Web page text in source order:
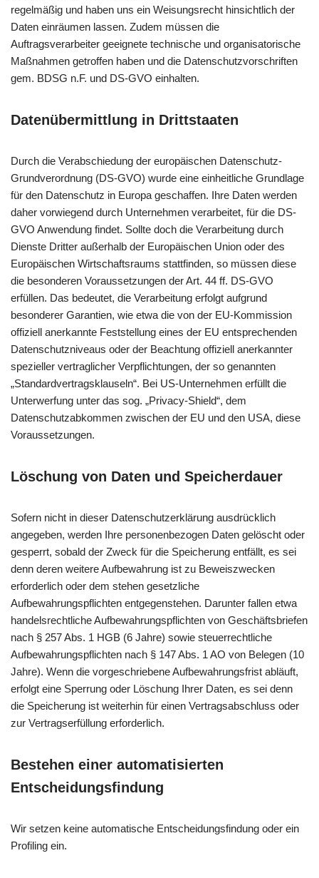
regelmäßig und haben uns ein Weisungsrecht hinsichtlich der
Daten einräumen lassen. Zudem müssen die
Auftragsverarbeiter geeignete technische und organisatorische
Maßnahmen getroffen haben und die Datenschutzvorschriften
gem. BDSG n.F. und DS-GVO einhalten.
Datenübermittlung in Drittstaaten
Durch die Verabschiedung der europäischen Datenschutz-
Grundverordnung (DS-GVO) wurde eine einheitliche Grundlage
für den Datenschutz in Europa geschaffen. Ihre Daten werden
daher vorwiegend durch Unternehmen verarbeitet, für die DS-
GVO Anwendung findet. Sollte doch die Verarbeitung durch
Dienste Dritter außerhalb der Europäischen Union oder des
Europäischen Wirtschaftsraums stattfinden, so müssen diese
die besonderen Voraussetzungen der Art. 44 ff. DS-GVO
erfüllen. Das bedeutet, die Verarbeitung erfolgt aufgrund
besonderer Garantien, wie etwa die von der EU-Kommission
offiziell anerkannte Feststellung eines der EU entsprechenden
Datenschutzniveaus oder der Beachtung offiziell anerkannter
spezieller vertraglicher Verpflichtungen, der so genannten
„Standardvertragsklauseln“. Bei US-Unternehmen erfüllt die
Unterwerfung unter das sog. „Privacy-Shield“, dem
Datenschutzabkommen zwischen der EU und den USA, diese
Voraussetzungen.
Löschung von Daten und Speicherdauer
Sofern nicht in dieser Datenschutzerklärung ausdrücklich
angegeben, werden Ihre personenbezogen Daten gelöscht oder
gesperrt, sobald der Zweck für die Speicherung entfällt, es sei
denn deren weitere Aufbewahrung ist zu Beweiszwecken
erforderlich oder dem stehen gesetzliche
Aufbewahrungspflichten entgegenstehen. Darunter fallen etwa
handelsrechtliche Aufbewahrungspflichten von Geschäftsbriefen
nach § 257 Abs. 1 HGB (6 Jahre) sowie steuerrechtliche
Aufbewahrungspflichten nach § 147 Abs. 1 AO von Belegen (10
Jahre). Wenn die vorgeschriebene Aufbewahrungsfrist abläuft,
erfolgt eine Sperrung oder Löschung Ihrer Daten, es sei denn
die Speicherung ist weiterhin für einen Vertragsabschluss oder
zur Vertragserfüllung erforderlich.
Bestehen einer automatisierten
Entscheidungsfindung
Wir setzen keine automatische Entscheidungsfindung oder ein
Profiling ein.